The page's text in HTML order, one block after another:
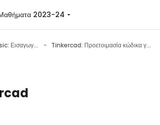
2023-24
STEM4 - Arduino Basic: Εισαγωγή στην εκπαιδευτική ρομποτική με χρήση του Arduino
Tinkercad: Προετοιμασία κώδικα για Arduino